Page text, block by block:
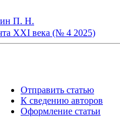
П. Н.
XXI века (№ 4 2025)
Отправить статью
К сведению авторов
Оформление статьи